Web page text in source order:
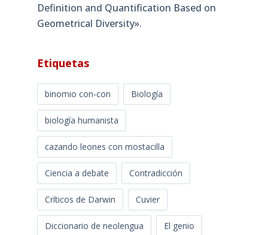
Definition and Quantification Based on
Geometrical Diversity»​.
Etiquetas
binomio con-con Biología
biología humanista
cazando leones con mostacilla
Ciencia a debate Contradicción
Críticos de Darwin Cuvier
Diccionario de neolengua El genio